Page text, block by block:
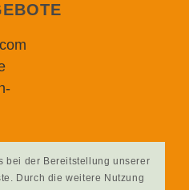
bei der Bereitstellung unserer
Durch die weitere Nutzung